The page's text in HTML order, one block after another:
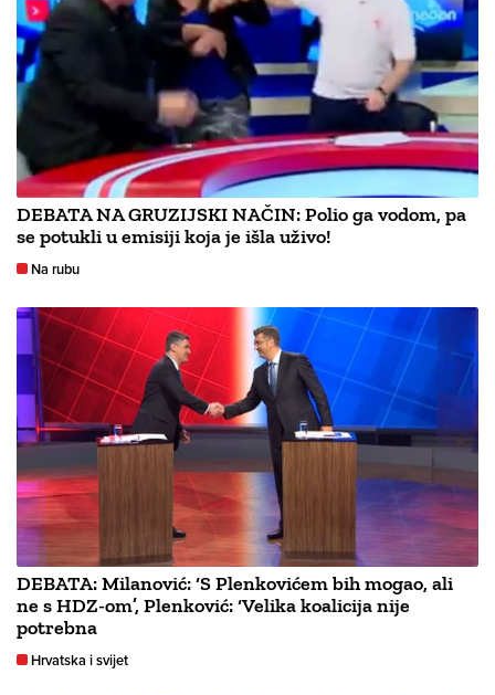
DEBATA NA GRUZIJSKI NAČIN: Polio ga vodom, pa
se potukli u emisiji koja je išla uživo!
Na rubu
DEBATA: Milanović: ‘S Plenkovićem bih mogao, ali
ne s HDZ-om’, Plenković: ‘Velika koalicija nije
potrebna
Hrvatska i svijet